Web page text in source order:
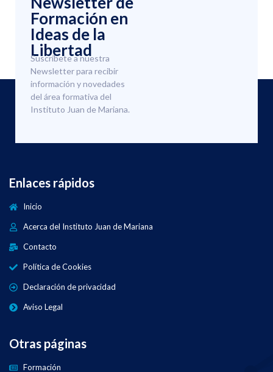
Formación en
Ideas de la
Libertad
Suscríbete a nuestra
Newsletter para recibir
información y novedades
del área formativa del
Instituto Juan de Mariana.
Enlaces rápidos
Inicio
Acerca del Instituto Juan de Mariana
Contacto
Política de Cookies
Declaración de privacidad
Aviso Legal
Otras páginas
Formación